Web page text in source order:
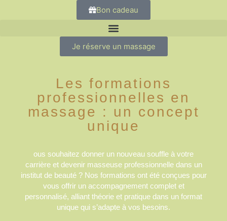
Bon cadeau
Je réserve un massage
Les formations
professionnelles en
massage : un concept
unique
ous souhaitez donner un nouveau souffle à votre
carrière et devenir masseuse professionnelle dans un
institut de beauté ? Nos formations ont été conçues pour
vous offrir un accompagnement complet et
personnalisé, alliant théorie et pratique dans un format
unique qui s’adapte à vos besoins.